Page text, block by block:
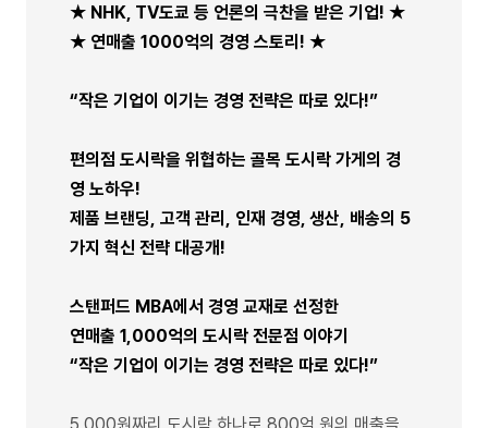
★ NHK, TV도쿄 등 언론의 극찬을 받은 기업! ★
★ 연매출 1000억의 경영 스토리! ★
“작은 기업이 이기는 경영 전략은 따로 있다!”
편의점 도시락을 위협하는 골목 도시락 가게의 경
영 노하우!
제품 브랜딩, 고객 관리, 인재 경영, 생산, 배송의 5
가지 혁신 전략 대공개!
스탠퍼드 MBA에서 경영 교재로 선정한
연매출 1,000억의 도시락 전문점 이야기
“작은 기업이 이기는 경영 전략은 따로 있다!”
5,000원짜리 도시락 하나로 800억 원의 매출을